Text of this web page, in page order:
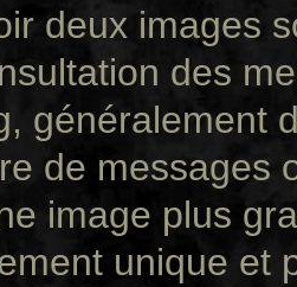
deux images
des
généralement
de messages
image plus
unique et